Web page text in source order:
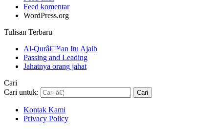
Feed komentar
WordPress.org
Tulisan Terbaru
Al-Qurâ€™an Itu Ajaib
Passing and Leading
Jahatnya orang jahat
Cari
Cari untuk:
Kontak Kami
Privacy Policy